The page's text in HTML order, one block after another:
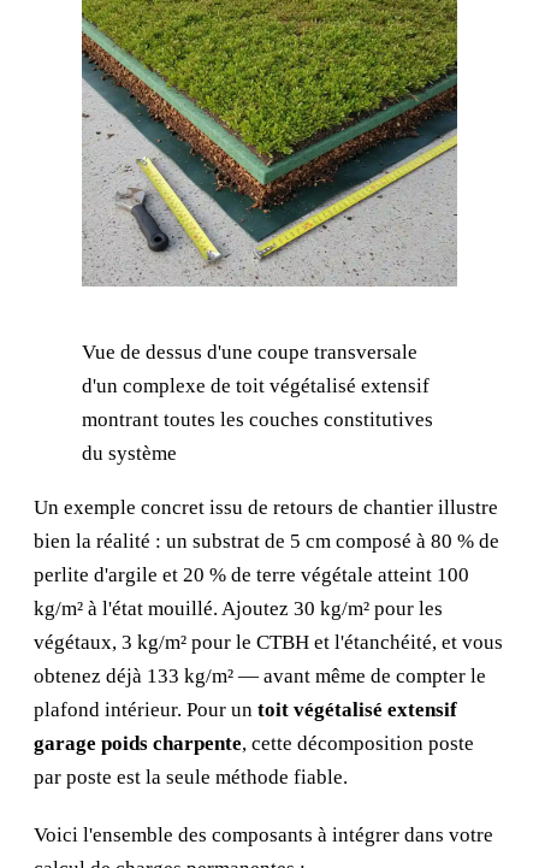
Vue de dessus d'une coupe transversale
d'un complexe de toit végétalisé extensif
montrant toutes les couches constitutives
du système
Un exemple concret issu de retours de chantier illustre
bien la réalité : un substrat de 5 cm composé à 80 % de
perlite d'argile et 20 % de terre végétale atteint 100
kg/m² à l'état mouillé. Ajoutez 30 kg/m² pour les
végétaux, 3 kg/m² pour le CTBH et l'étanchéité, et vous
obtenez déjà 133 kg/m² — avant même de compter le
plafond intérieur. Pour un toit végétalisé extensif
garage poids charpente, cette décomposition poste
par poste est la seule méthode fiable.
Voici l'ensemble des composants à intégrer dans votre